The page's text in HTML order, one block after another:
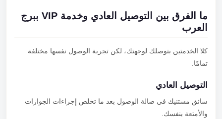
ما الفرق بين التوصيل العادي وخدمة VIP ببرج
العرب
كلا الخدمتين بتوصلك لوجهتك، لكن تجربة الوصول نفسها مختلفة
تمامًا.
التوصيل العادي
سائق مستنيك في صالة الوصول بعد ما تخلص إجراءات الجوازات
والأمتعة بنفسك.